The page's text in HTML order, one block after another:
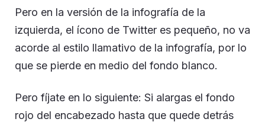
Pero en la versión de la infografía de la
izquierda, el ícono de Twitter es pequeño, no va
acorde al estilo llamativo de la infografía, por lo
que se pierde en medio del fondo blanco.
Pero fíjate en lo siguiente: Si alargas el fondo
rojo del encabezado hasta que quede detrás